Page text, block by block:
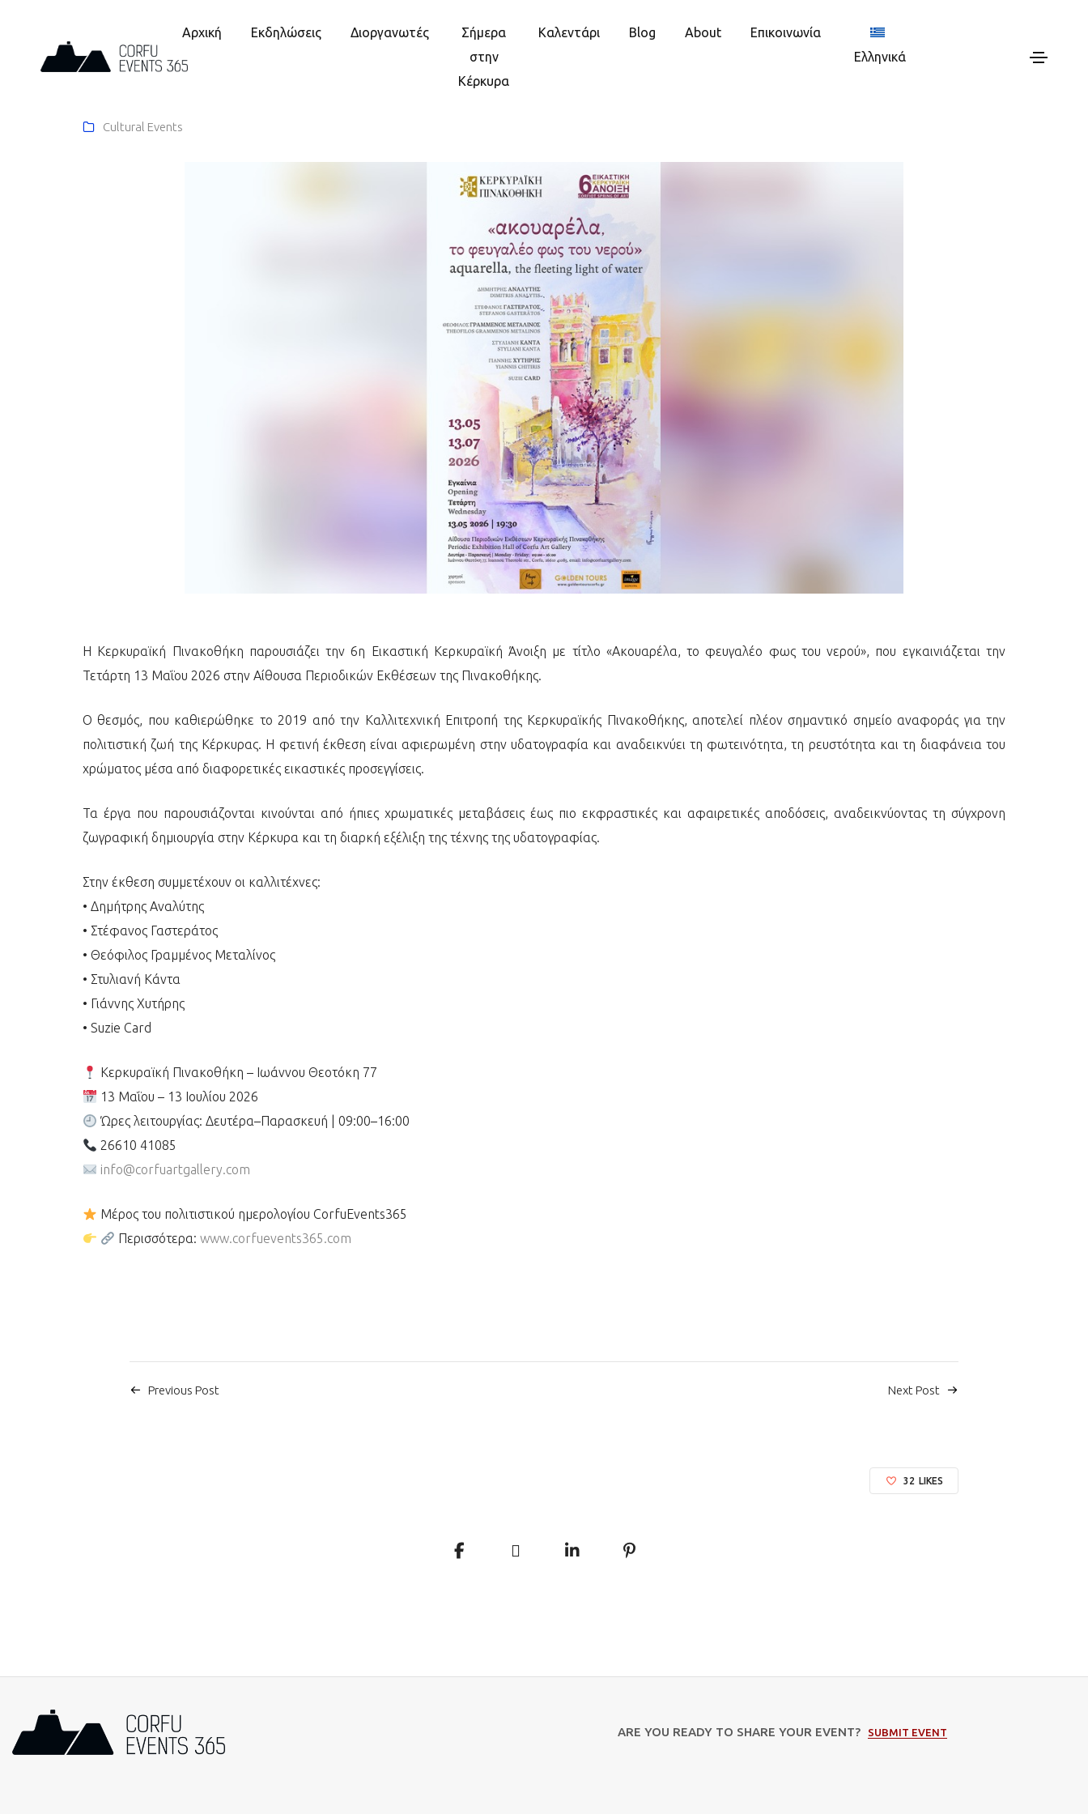
Αρχική Εκδηλώσεις Διοργανωτές
Σήμερα
στην
Κέρκυρα
Καλεντάρι Blog About
Επικοινωνία
Ελληνικά
Cultural Events
Η Κερκυραϊκή Πινακοθήκη παρουσιάζει την 6η Εικαστική Κερκυραϊκή Άνοιξη με τίτλο «Ακουαρέλα, το φευγαλέο φως του νερού», που εγκαινιάζεται την
Τετάρτη 13 Μαΐου 2026 στην Αίθουσα Περιοδικών Εκθέσεων της Πινακοθήκης.
Ο θεσμός, που καθιερώθηκε το 2019 από την Καλλιτεχνική Επιτροπή της Κερκυραϊκής Πινακοθήκης, αποτελεί πλέον σημαντικό σημείο αναφοράς για την
πολιτιστική ζωή της Κέρκυρας. Η φετινή έκθεση είναι αφιερωμένη στην υδατογραφία και αναδεικνύει τη φωτεινότητα, τη ρευστότητα και τη διαφάνεια του
χρώματος μέσα από διαφορετικές εικαστικές προσεγγίσεις.
Τα έργα που παρουσιάζονται κινούνται από ήπιες χρωματικές μεταβάσεις έως πιο εκφραστικές και αφαιρετικές αποδόσεις, αναδεικνύοντας τη σύγχρονη
ζωγραφική δημιουργία στην Κέρκυρα και τη διαρκή εξέλιξη της τέχνης της υδατογραφίας.
Στην έκθεση συμμετέχουν οι καλλιτέχνες:
• Δημήτρης Αναλύτης
• Στέφανος Γαστεράτος
• Θεόφιλος Γραμμένος Μεταλίνος
• Στυλιανή Κάντα
• Γιάννης Χυτήρης
• Suzie Card
Κερκυραϊκή Πινακοθήκη – Ιωάννου Θεοτόκη 77
13 Μαΐου – 13 Ιουλίου 2026
Ώρες λειτουργίας: Δευτέρα–Παρασκευή | 09:00–16:00
26610 41085
info@corfuartgallery.com
Μέρος του πολιτιστικού ημερολογίου CorfuEvents365
Περισσότερα:www.corfuevents365.com
Previous Post Next Post
32 LIKES
ARE YOU READY TO SHARE YOUR EVENT? SUBMIT EVENT